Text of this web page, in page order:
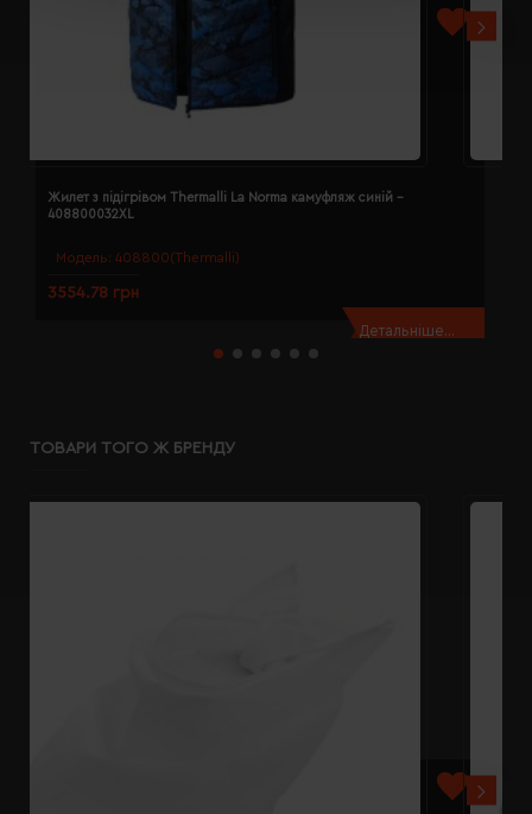
Модель: 408800(Thermalli)
Жилет з підігрівом Thermalli La Norma камуфляж синій -
408800032XL
3554.78 грн
Детальніше...
ТОВАРИ ТОГО Ж БРЕНДУ